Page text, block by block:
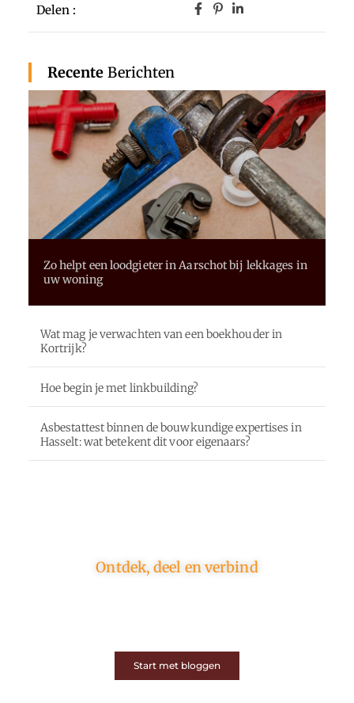
Delen :
Recente Berichten
Zo helpt een loodgieter in Aarschot bij lekkages in
uw woning
Wat mag je verwachten van een boekhouder in
Kortrijk?
Hoe begin je met linkbuilding?
Asbestattest binnen de bouwkundige expertises in
Hasselt: wat betekent dit voor eigenaars?
Ontdek, deel en verbind
Start met bloggen